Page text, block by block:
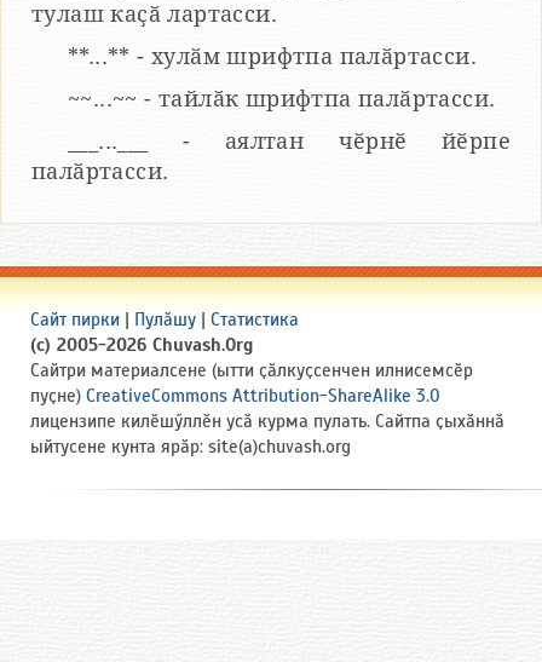
тулаш каҫӑ лартасси.
**...** - хулӑм шрифтпа палӑртасси.
~~...~~ - тайлӑк шрифтпа палӑртасси.
___...___ - аялтан чӗрнӗ йӗрпе
палӑртасси.
Сайт пирки | Пулӑшу | Статистика
(c) 2005-2026 Chuvash.Org
Сайтри материалсене (ытти ҫӑлкуҫсенчен илнисемсӗр
пуҫне) CreativeCommons Attribution-ShareAlike 3.0
лицензипе килӗшӳллӗн усӑ курма пулать. Сайтпа ҫыхӑннӑ
ыйтусене кунта ярӑр: site(a)chuvash.org